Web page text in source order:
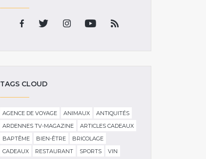
TAGS CLOUD
AGENCE DE VOYAGE ANIMAUX
ANTIQUITÉS
ARDENNES TV-MAGAZINE
ARTICLES CADEAUX
BAPTÊME
BIEN-ÊTRE
BRICOLAGE
CADEAUX
RESTAURANT SPORTS VIN